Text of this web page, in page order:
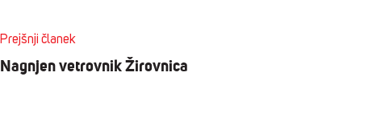
Prejšnji članek
Nagnjen vetrovnik Žirovnica